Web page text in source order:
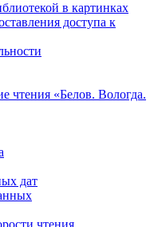
в картинках
доступа к
чтения «Белов. Вологда.
дат
чтения